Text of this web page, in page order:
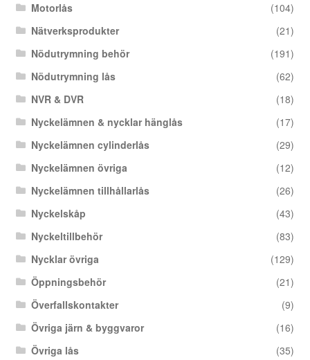
Motorlås
(104)
Nätverksprodukter
(21)
Nödutrymning behör
(191)
Nödutrymning lås
(62)
NVR & DVR
(18)
Nyckelämnen & nycklar hänglås
(17)
Nyckelämnen cylinderlås
(29)
Nyckelämnen övriga
(12)
Nyckelämnen tillhållarlås
(26)
Nyckelskåp
(43)
Nyckeltillbehör
(83)
Nycklar övriga
(129)
Öppningsbehör
(21)
Överfallskontakter
(9)
Övriga järn & byggvaror
(16)
Övriga lås
(35)